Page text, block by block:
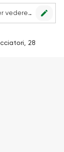
Nessun punto vendita impostato, scegline uno per vedere le offerte. edit
28